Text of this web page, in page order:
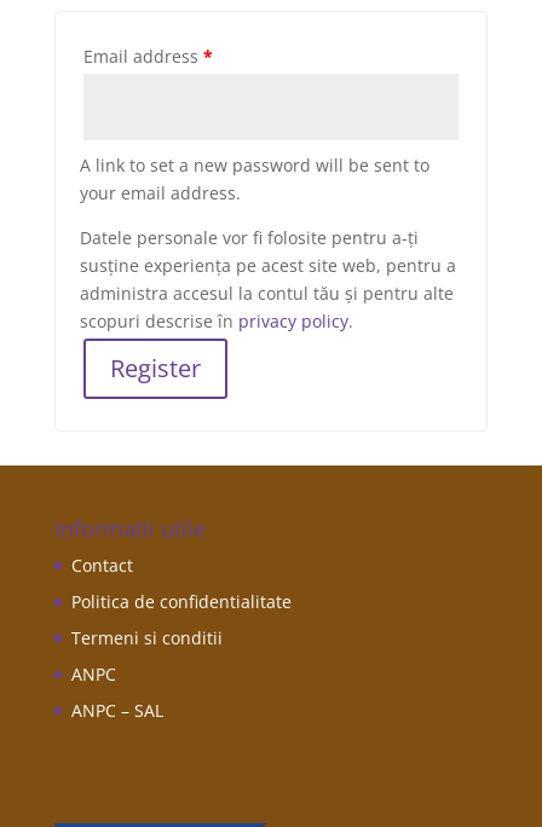
Email address *
A link to set a new password will be sent to
your email address.
Datele personale vor fi folosite pentru a-ți
susține experiența pe acest site web, pentru a
administra accesul la contul tău și pentru alte
scopuri descrise în privacy policy.
Register
Informatii utile
Contact
Politica de confidentialitate
Termeni si conditii
ANPC
ANPC – SAL